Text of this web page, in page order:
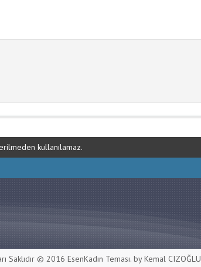
kullanılamaz.
Saklıdır © 2016 EsenKadın Teması. by Kemal CIZOĞLU